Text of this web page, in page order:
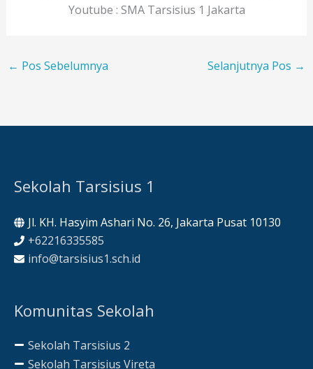
Youtube : SMA Tarsisius 1 Jakarta
← Pos Sebelumnya Selanjutnya Pos →
Sekolah Tarsisius 1
Jl. KH. Hasyim Ashari No. 26, Jakarta Pusat 10130
+62216335585
info@tarsisius1.sch.id
Komunitas Sekolah
Sekolah Tarsisius 2
Sekolah Tarsisius Vireta